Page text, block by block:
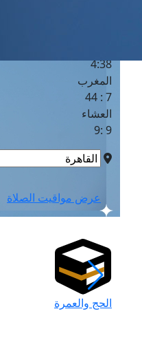
4:38
المغرب
7 : 44
العشاء
9 :9
عرض مواقيت الصلاة
الحج والعمرة